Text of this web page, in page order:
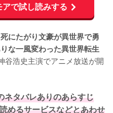
で試し読みする
にたがり文豪が異世界で勇
な一風変わった異世界転生
浩史主演でアニメ放送が開
ネタバレありのあらすじ
めるサービスなどとあわせ